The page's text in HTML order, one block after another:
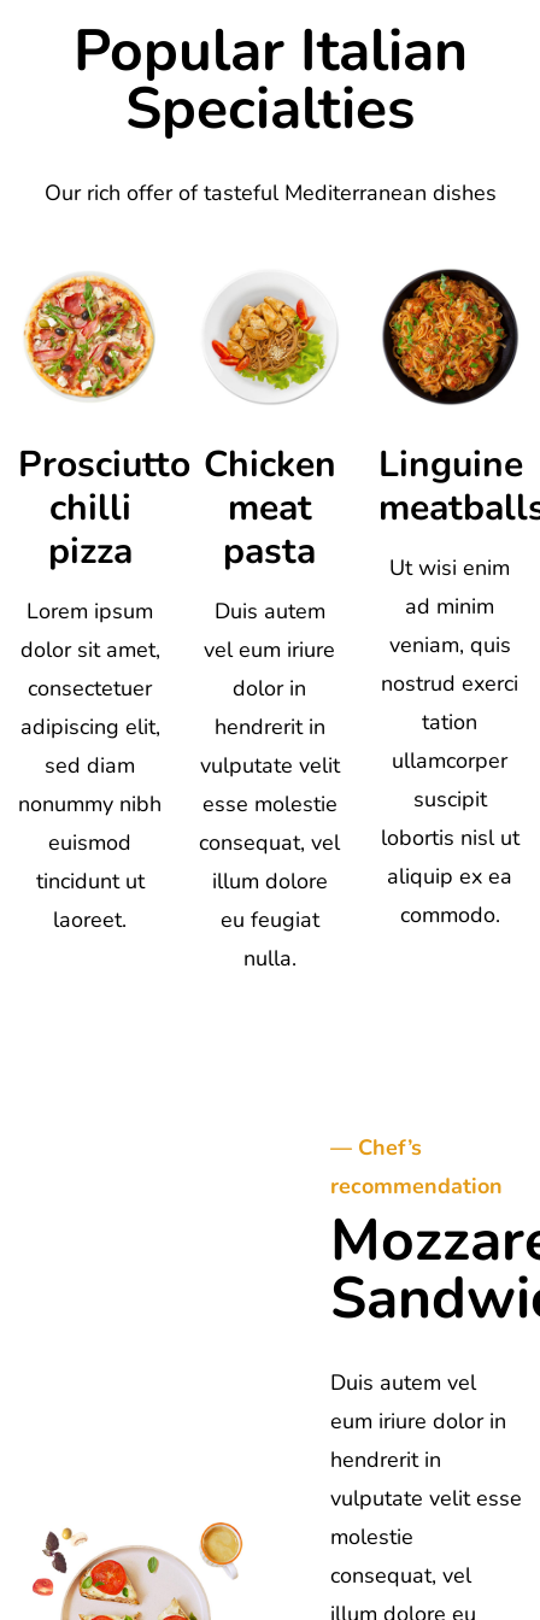
Popular Italian
Specialties
Our rich offer of tasteful Mediterranean dishes
Prosciutto
chilli
pizza
Lorem ipsum
dolor sit amet,
consectetuer
adipiscing elit,
sed diam
nonummy nibh
euismod
tincidunt ut
laoreet.
Chicken
meat
pasta
Duis autem
vel eum iriure
dolor in
hendrerit in
vulputate velit
esse molestie
consequat, vel
illum dolore
eu feugiat
nulla.
Linguine
Ut wisi enim
ad minim
veniam, quis
nostrud exerci
tation
ullamcorper
suscipit
lobortis nisl ut
aliquip ex ea
commodo.
— Chef’s
recommendation
Duis autem vel
eum iriure dolor in
hendrerit in
vulputate velit esse
molestie
consequat, vel